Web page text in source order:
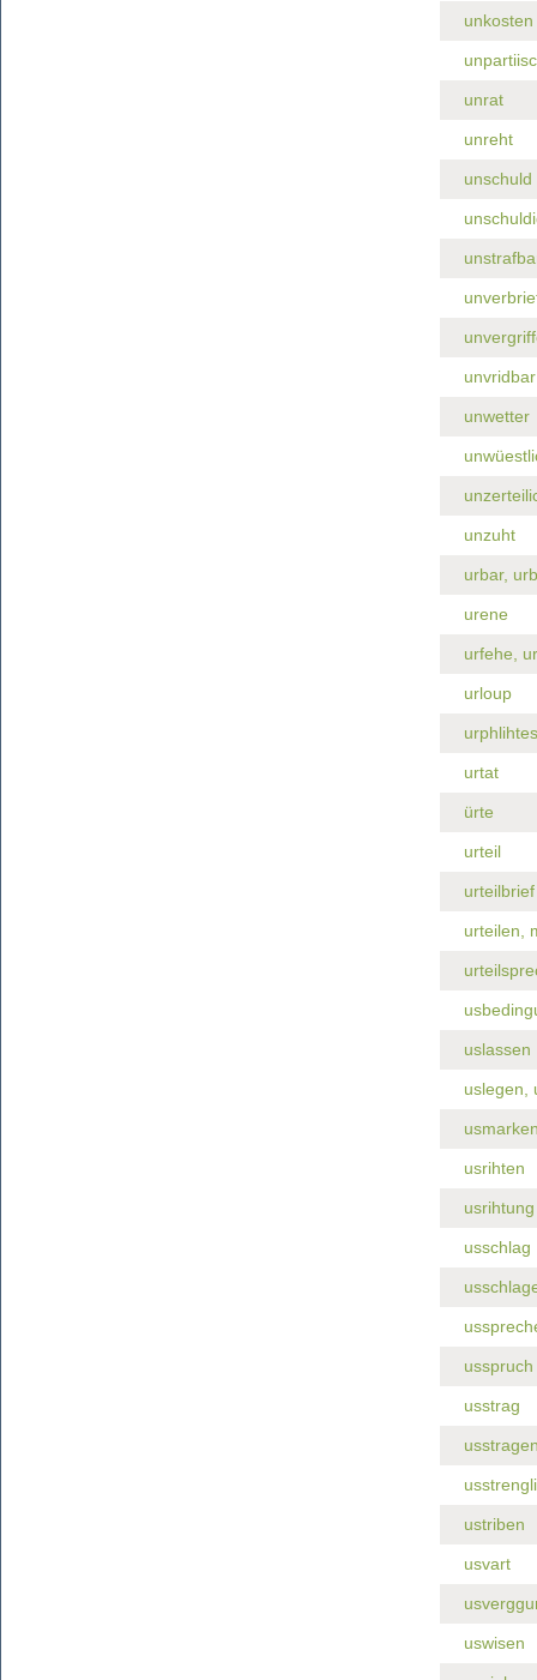
unkosten
unrat
unreht
unschuld
unvridbar
unwetter
unzuht
urbar,
urene
urfehe,
urloup
urphlihtes
urtat
ürte
urteil
urteilbrief
urteilen,
uslassen
uslegen,
usrihten
usrihtung
usschlag
usspruch
usstrag
ustriben
usvart
uswisen